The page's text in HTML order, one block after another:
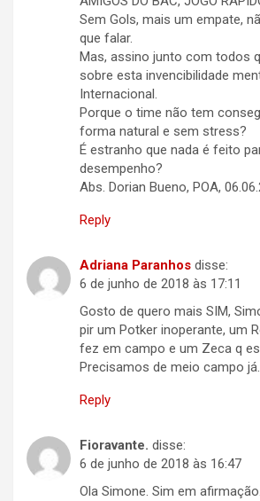
Sem Gols, mais um empate,
que falar.
Mas, assino junto com todos
sobre esta invencibilidade
Internacional.
Porque o time não tem
forma natural e sem stress?
É estranho que nada é feito
desempenho?
Abs. Dorian Bueno, POA,
Reply
Adriana Paranhos disse:
6 de junho de 2018 às 17:11
Gosto de quero mais SIM,
pir um Potker inoperante, um
fez em campo e um Zeca q
Precisamos de meio campo já.
Reply
Fioravante. disse:
6 de junho de 2018 às 16:47
Ola Simone. Sim em